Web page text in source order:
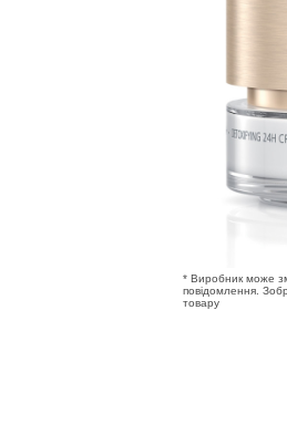
* Виробник може
повідомлення.
товару